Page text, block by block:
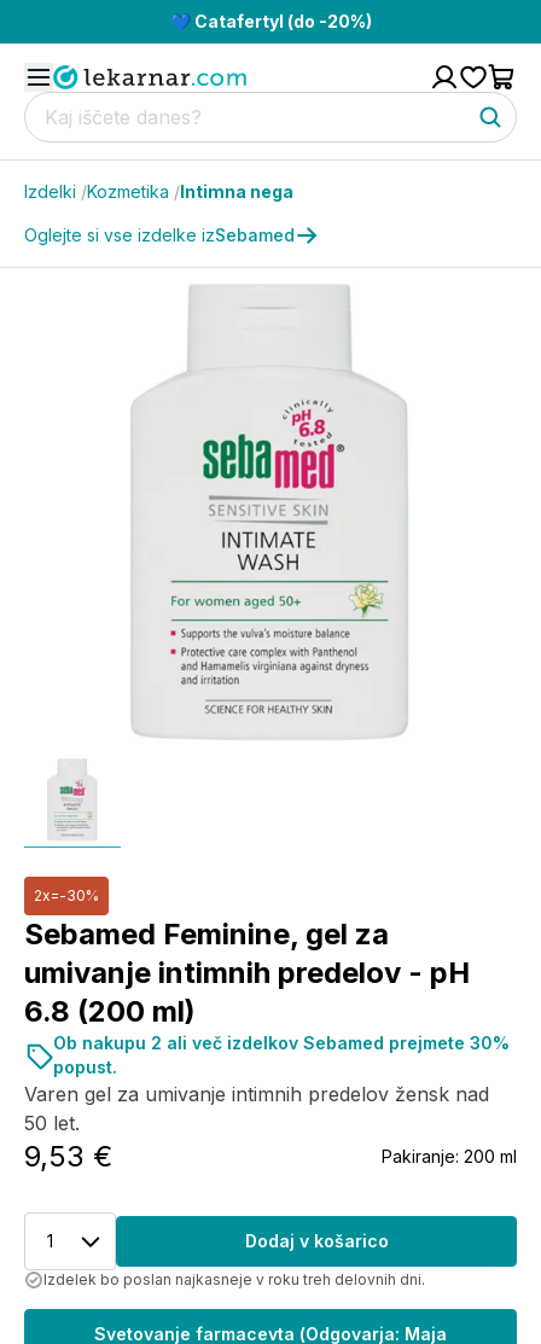
💙 Catafertyl (do -20%)
Izdelki /Kozmetika /Intimna nega
Oglejte si vse izdelke izSebamed
2x=-30%
Sebamed Feminine, gel za
umivanje intimnih predelov - pH
6.8 (200 ml)
Varen gel za umivanje intimnih predelov žensk nad
50 let.
9,53 € Pakiranje: 200 ml
Ob nakupu 2 ali več izdelkov Sebamed prejmete 30%
popust.
1 Dodaj v košarico
Izdelek bo poslan najkasneje v roku treh delovnih dni.
Svetovanje farmacevta (Odgovarja: Maja